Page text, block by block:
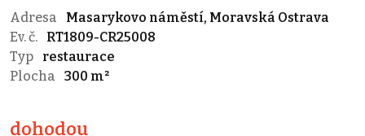
Adresa
Masarykovo náměstí, Moravská Ostrava
Ev. č.
RT1809-CR25008
Typ
restaurace
Plocha
300 m²
dohodou